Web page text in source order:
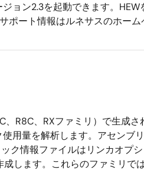
ョン2.3を起動できます。HEW
ポート情報はルネサスのホーム
R8C、RXファミリ）で生成さ
用量を解析します。アセンブ
ク情報ファイルはリンカオプ
します。これらのファミリで